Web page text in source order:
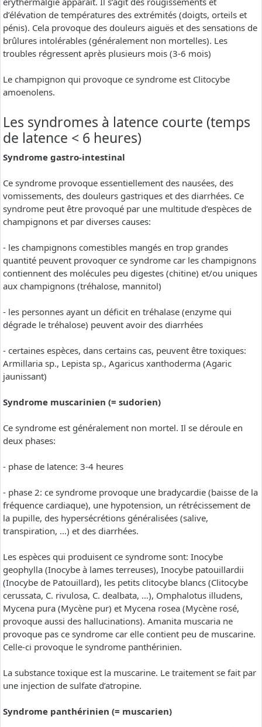
d’élévation de températures des extrémités (doigts, orteils et
pénis). Cela provoque des douleurs aiguës et des sensations de
brûlures intolérables (généralement non mortelles). Les
troubles régressent après plusieurs mois (3-6 mois)
Le champignon qui provoque ce syndrome est Clitocybe
amoenolens.
Les syndromes à latence courte (temps
de latence < 6 heures)
Syndrome gastro-intestinal
Ce syndrome provoque essentiellement des nausées, des
vomissements, des douleurs gastriques et des diarrhées. Ce
syndrome peut être provoqué par une multitude d’espèces de
champignons et par diverses causes:
- les champignons comestibles mangés en trop grandes
quantité peuvent provoquer ce syndrome car les champignons
contiennent des molécules peu digestes (chitine) et/ou uniques
aux champignons (tréhalose, mannitol)
- les personnes ayant un déficit en tréhalase (enzyme qui
dégrade le tréhalose) peuvent avoir des diarrhées
- certaines espèces, dans certains cas, peuvent être toxiques:
Armillaria sp., Lepista sp., Agaricus xanthoderma (Agaric
jaunissant)
Syndrome muscarinien (= sudorien)
Ce syndrome est généralement non mortel. Il se déroule en
deux phases:
- phase de latence: 3-4 heures
- phase 2: ce syndrome provoque une bradycardie (baisse de la
fréquence cardiaque), une hypotension, un rétrécissement de
la pupille, des hypersécrétions généralisées (salive,
transpiration, …) et des diarrhées.
Les espèces qui produisent ce syndrome sont: Inocybe
geophylla (Inocybe à lames terreuses), Inocybe patouillardii
(Inocybe de Patouillard), les petits clitocybe blancs (Clitocybe
cerussata, C. rivulosa, C. dealbata, …), Omphalotus illudens,
Mycena pura (Mycène pur) et Mycena rosea (Mycène rosé,
provoque aussi des hallucinations). Amanita muscaria ne
provoque pas ce syndrome car elle contient peu de muscarine.
Celle-ci provoque le syndrome panthérinien.
La substance toxique est la muscarine. Le traitement se fait par
une injection de sulfate d’atropine.
Syndrome panthérinien (= muscarien)